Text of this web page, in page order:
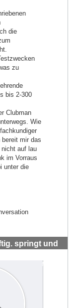
die
zu
bis 2-300
Clubman
Wie
mir das
auf lau
im Vorraus
unter die
springt und
#72006